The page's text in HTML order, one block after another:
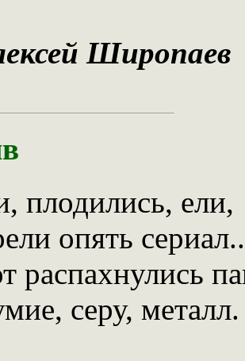
Широпаев
плодились, ели,
опять
распахнулись
серу, металл.